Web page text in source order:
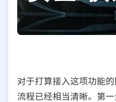
对于打算接入这项功能
流程已经相当清晰。第